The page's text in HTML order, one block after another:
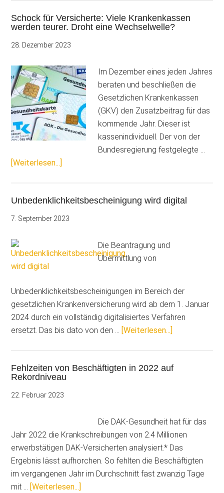
im
was
Maler
und
wissen
sollten…
Schock für Versicherte: Viele Krankenkassen
werden teurer. Droht eine Wechselwelle?
28. Dezember 2023
Im Dezember eines jeden Jahres
beraten und beschließen die
Gesetzlichen Krankenkassen
(GKV) den Zusatzbeitrag für das
kommende Jahr. Dieser ist
kassenindividuell. Der von der
Bundesregierung festgelegte …
[Weiterlesen...]
Viele
Krankenkassen
Droht
Unbedenklichkeitsbescheinigung wird digital
7. September 2023
Die Beantragung und
Übermittlung von
Unbedenklichkeitsbescheinigungen im Bereich der
gesetzlichen Krankenversicherung wird ab dem 1. Januar
2024 durch ein vollständig digitalisiertes Verfahren
ersetzt. Das bis dato von den … [Weiterlesen...]
Fehlzeiten von Beschäftigten in 2022 auf
Rekordniveau
22. Februar 2023
Die DAK-Gesundheit hat für das
Jahr 2022 die Krankschreibungen von 2.4 Millionen
erwerbstätigen DAK-Versicherten analysiert.* Das
Ergebnis lässt aufhorchen. So fehlten die Beschäftigten
im vergangenen Jahr im Durchschnitt fast zwanzig Tage
mit … [Weiterlesen...]